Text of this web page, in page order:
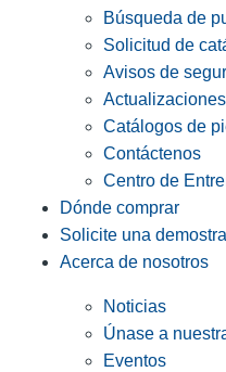
Búsqueda de
Solicitud de
Avisos de
Catálogos de
Contáctenos
Centro de
Dónde comprar
Solicite una
Acerca de nosotros
Noticias
Únase a
Eventos